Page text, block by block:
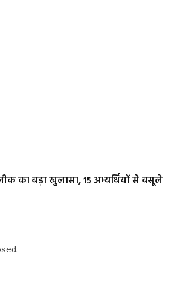
का बड़ा खुलासा, 15 अभ्यर्थियों से वसूले